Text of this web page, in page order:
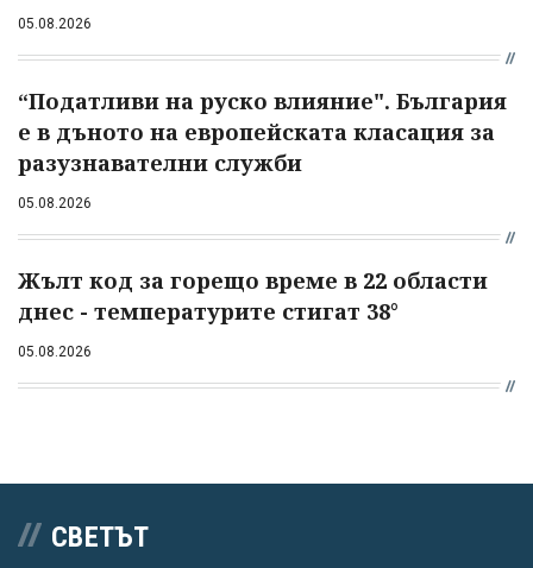
05.08.2026
“Податливи на руско влияние". България
е в дъното на европейската класация за
разузнавателни служби
05.08.2026
Жълт код за горещо време в 22 области
днес - температурите стигат 38°
05.08.2026
СВЕТЪТ